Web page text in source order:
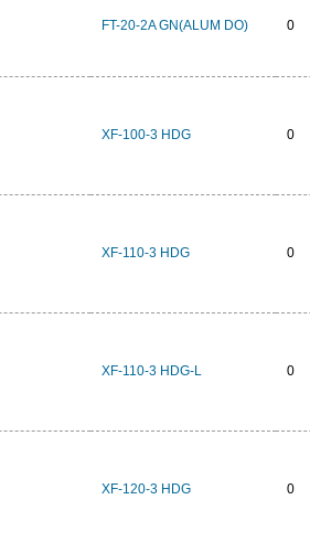
FT-20-2A GN(ALUM DO) 0
XF-100-3 HDG 0
XF-110-3 HDG 0
XF-110-3 HDG-L 0
XF-120-3 HDG 0